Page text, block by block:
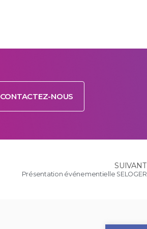
CONTACTEZ-NOUS
SUIVANT
Présentation événementielle SELOGER